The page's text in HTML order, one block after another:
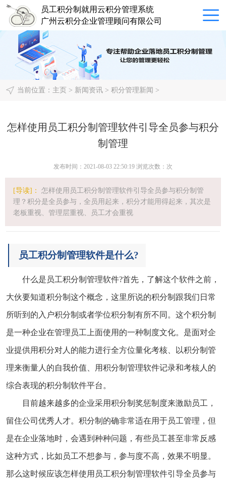
员工积分制就用云积分管理系统
广州云积分企业管理顾问有限公司
当前位置： 主页> 新闻资讯> 积分管理新闻 >
怎样使用员工积分制管理软件引导全员参与积分
制管理
发布时间：2021-08-03 22:50:19 浏览次数： 次
[导读]：
怎样使用员工积分制管理软件引导全员参与积分制管
理？积分是全员参与，全员用起来，积分才能用得起来，其次是
老板重视、管理层重视、员工才会重视
员工积分制管理软件是什么?
什么是员工积分制管理软件?首先，了解这个软件之前，
大伙要知道积分制这个概念，这里所说的积分制跟我们日常
所听到的入户积分制或者学位积分制有所不同。这个积分制
是一种企业在管理员工上面使用的一种制度文化。是面对企
业提供用积分对人的能力进行全方位量化考核、以积分制管
理来衡量人的自我价值、用积分制管理软件记录和考核人的
综合表现的积分制软件平台。
目前越来越多的企业采用积分制奖惩制度来激励员工，
留住公司优秀人才。积分制的确非常适在用于员工管理，但
是在企业落地时，会遇到种种问题，有些员工甚至非常反感
这种方式，比如员工不想参与，参与度不高，效果不明显。
那么这时候应该怎样使用员工积分制管理软件引导全员参与